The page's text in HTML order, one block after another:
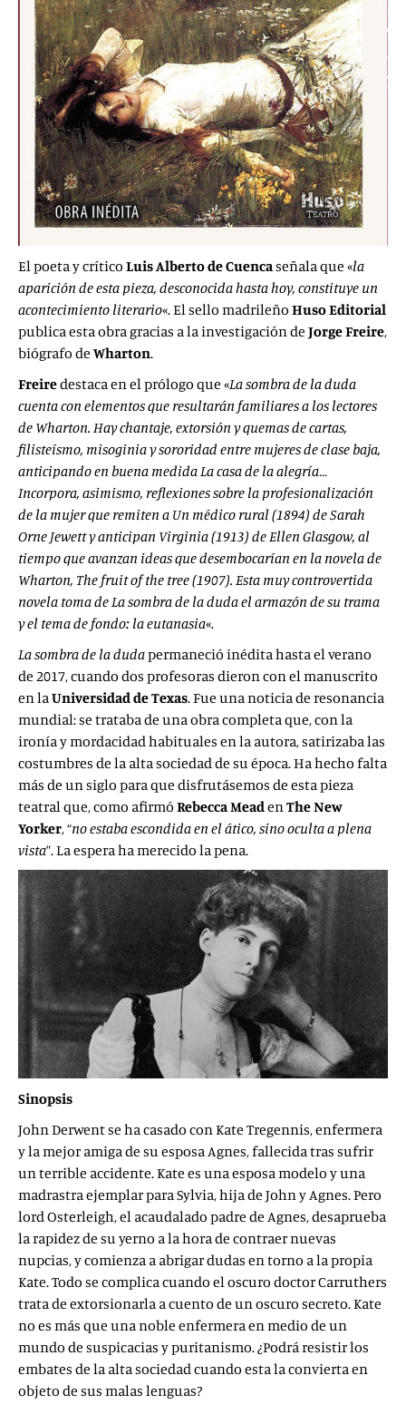
El poeta y crítico Luis Alberto de Cuencaseñalaque «la
aparición de esta pieza, desconocida hasta hoy, constituye un
acontecimiento literario«. El sello madrileño Huso Editorial
publica esta obra gracias a la investigación de Jorge Freire,
biógrafo deWharton.
Freiredestaca en el prólogo que «La sombra de la duda
cuenta con elementos que resultarán familiares a los lectores
de Wharton. Hay chantaje, extorsión y quemas de cartas,
filisteísmo, misoginia y sororidad entre mujeres de clase baja,
anticipando en buena medida La casa de la alegría…
Incorpora, asimismo, reflexiones sobre la profesionalización
de la mujer que remiten a Un médico rural (1894) de Sarah
Orne Jewett y anticipan Virginia (1913) de Ellen Glasgow, al
tiempo que avanzan ideas que desembocarían en la novela de
Wharton, The fruit of the tree (1907). Esta muy controvertida
novela toma de La sombra de la duda el armazón de su trama
y el tema de fondo: la eutanasia«.
La sombra de la dudapermaneció inédita hasta el verano
de 2017, cuando dos profesoras dieron con el manuscrito
en laUniversidad de Texas. Fue una noticia de resonancia
mundial: se trataba de una obra completa que, con la
ironía y mordacidad habituales en la autora, satirizaba las
costumbres de la alta sociedad de su época. Ha hecho falta
más de un siglo para que disfrutásemos de esta pieza
teatral que, como afirmó Rebecca MeadenThe New
Yorker, “no estaba escondida en el ático, sino oculta a plena
vista”. La espera ha merecido la pena.
Sinopsis
John Derwent se ha casado con Kate Tregennis, enfermera
y la mejor amiga de su esposa Agnes, fallecida tras sufrir
un terrible accidente. Kate es una esposa modelo y una
madrastra ejemplar para Sylvia, hija de John y ­Agnes. Pero
lord Osterleigh, el acaudalado padre de Agnes, desaprueba
la rapidez de su yerno a la hora de contraer nuevas
nupcias, y comienza a abrigar dudas en torno a la propia
Kate. Todo se complica cuando el oscuro doctor Carruthers
trata de extorsionarla a cuento de un oscuro secreto. Kate
no es más que una noble enfermera en medio de un
mundo de suspicacias y puritanismo. ¿Podrá resistir los
embates de la alta sociedad cuando esta la convierta en
objeto de sus malas lenguas?